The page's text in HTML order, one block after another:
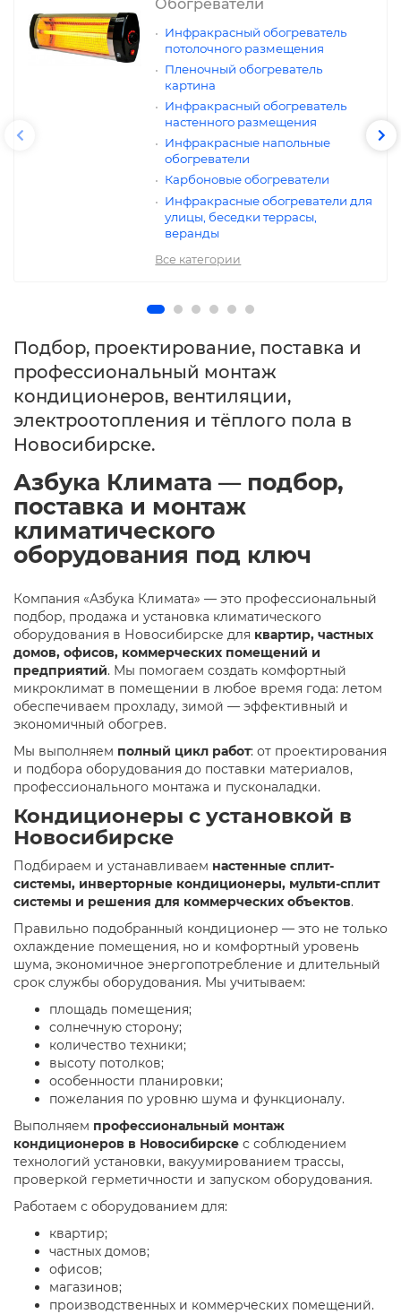
Инфракрасный обогреватель
потолочного размещения
Пленочный обогреватель
картина
Инфракрасный обогреватель
настенного размещения
Инфракрасные напольные
обогреватели
Карбоновые обогреватели
Инфракрасные обогреватели для
улицы, беседки террасы,
веранды
Все категории
Подбор, проектирование, поставка и
профессиональный монтаж
кондиционеров, вентиляции,
электроотопления и тёплого пола в
Новосибирске.
Азбука Климата — подбор,
поставка и монтаж
климатического
оборудования под ключ
Компания «Азбука Климата» — это профессиональный
подбор, продажа и установка климатического
оборудования в Новосибирске для квартир, частных
домов, офисов, коммерческих помещений и
предприятий. Мы помогаем создать комфортный
микроклимат в помещении в любое время года: летом
обеспечиваем прохладу, зимой — эффективный и
экономичный обогрев.
Мы выполняем полный цикл работ: от проектирования
и подбора оборудования до поставки материалов,
профессионального монтажа и пусконаладки.
Кондиционеры с установкой в
Новосибирске
Подбираем и устанавливаем настенные сплит-
системы, инверторные кондиционеры, мульти-сплит
системы и решения для коммерческих объектов.
Правильно подобранный кондиционер — это не только
охлаждение помещения, но и комфортный уровень
шума, экономичное энергопотребление и длительный
срок службы оборудования. Мы учитываем:
площадь помещения;
солнечную сторону;
количество техники;
высоту потолков;
особенности планировки;
пожелания по уровню шума и функционалу.
Выполняем профессиональный монтаж
кондиционеров в Новосибирске с соблюдением
технологий установки, вакуумированием трассы,
проверкой герметичности и запуском оборудования.
Работаем с оборудованием для:
квартир;
частных домов;
офисов;
магазинов;
производственных и коммерческих помещений.